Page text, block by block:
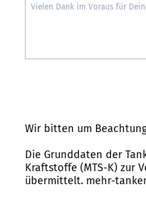
Wir bitten um
Die Grunddaten der
Kraftstoffe (MTS-K) zur
übermittelt. mehr-